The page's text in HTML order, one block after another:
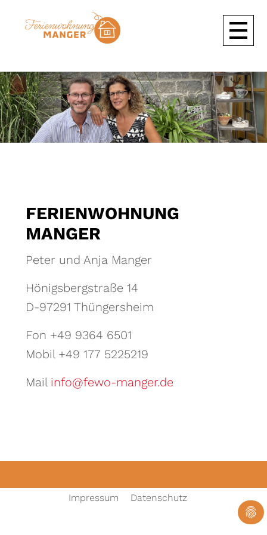
FERIENWOHNUNG
MANGER
Peter und Anja Manger
Hönigsbergstraße 14
D-97291 Thüngersheim
Fon +49 9364 6501
Mobil +49 177 5225219
Mail info@fewo-manger.de
Impressum Datenschutz